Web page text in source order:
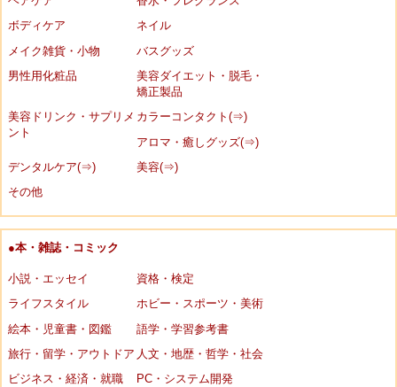
ボディケア
ネイル
メイク雑貨・小物
バスグッズ
男性用化粧品
美容ダイエット・脱毛・
矯正製品
美容ドリンク・サプリメ
ント
カラーコンタクト(⇒)
アロマ・癒しグッズ(⇒)
デンタルケア(⇒)
美容(⇒)
その他
●本・雑誌・コミック
小説・エッセイ
資格・検定
ライフスタイル
ホビー・スポーツ・美術
絵本・児童書・図鑑
語学・学習参考書
旅行・留学・アウトドア 人文・地歴・哲学・社会
ビジネス・経済・就職
PC・システム開発